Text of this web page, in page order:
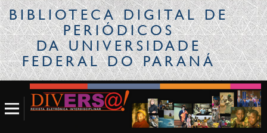
Legislação
Canais
BIBLIOTECA DIGITALDE
PERIÓDICOS
DA UNIVERSIDADE
FEDERAL DO PARANÁ